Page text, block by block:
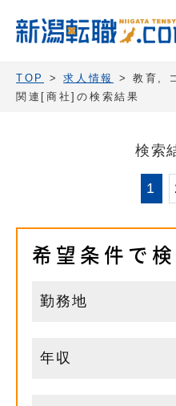
TOP >求人情報
> 教育,
関連[商社]の検索結果
検索
1
希望条件で検